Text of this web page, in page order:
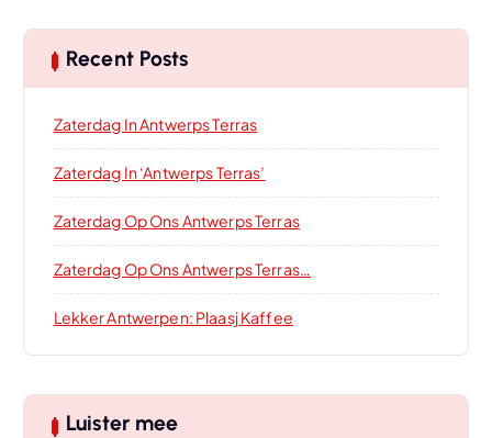
Recent Posts
Zaterdag In Antwerps Terras
Zaterdag In ‘Antwerps Terras’
Zaterdag Op Ons Antwerps Terras
Zaterdag Op Ons Antwerps Terras…
Lekker Antwerpen: Plaasj Kaffee
Luister mee